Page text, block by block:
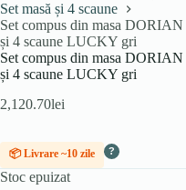
Set masă și 4 scaune
Set compus din masa
și 4 scaune LUCKY gri
Set compus din masa
și 4 scaune LUCKY gri
2,120.70lei
📦 Livrare ~10 zile ?
Stoc epuizat